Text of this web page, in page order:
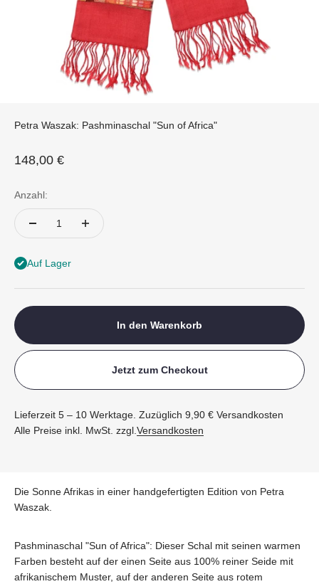
Petra Waszak: Pashminaschal "Sun of Africa"
Angebot
148,00 €
Anzahl:
Auf Lager
In den Warenkorb
Jetzt zum Checkout
Lieferzeit 5 – 10 Werktage. Zuzüglich 9,90 € Versandkosten
Alle Preise inkl. MwSt. zzgl.Versandkosten
Die Sonne Afrikas in einer handgefertigten Edition von Petra
Waszak.
Pashminaschal "Sun of Africa": Dieser Schal mit seinen warmen
Farben besteht auf der einen Seite aus 100% reiner Seide mit
afrikanischem Muster, auf der anderen Seite aus rotem